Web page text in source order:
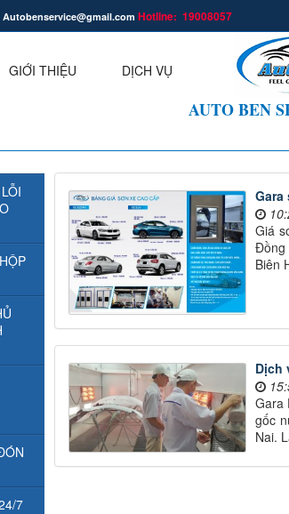
Hotline: 19008057
GIỚI THIỆU DỊCH VỤ
AUTO BEN
Giá
Đồng
Biên
Dịch
Gara
gốc
Nai.
7